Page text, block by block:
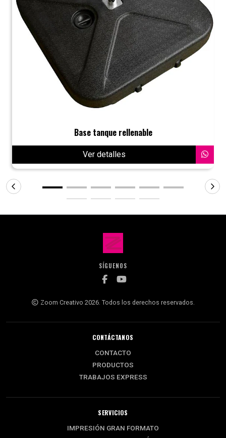
Base tanque rellenable
Ver detalles
SÍGUENOS
Zoom Creativo 2026. Todos los derechos reservados.
CONTÁCTANOS
CONTACTO
PRODUCTOS
TRABAJOS EXPRESS
SERVICIOS
IMPRESIÓN GRAN FORMATO